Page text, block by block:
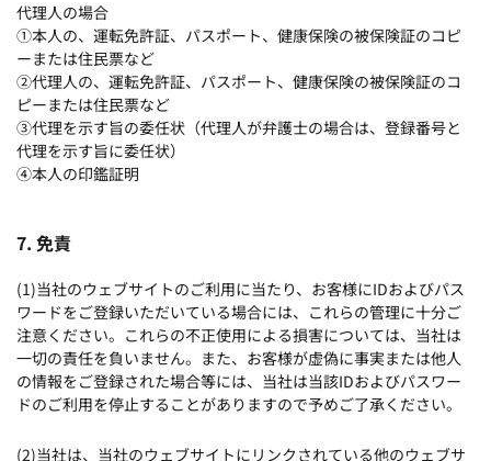
代理人の場合
①本人の、運転免許証、パスポート、健康保険の被保険証のコピ
ーまたは住民票など
②代理人の、運転免許証、パスポート、健康保険の被保険証のコ
ピーまたは住民票など
③代理を示す旨の委任状（代理人が弁護士の場合は、登録番号と
代理を示す旨に委任状）
④本人の印鑑証明
7. 免責
(1)当社のウェブサイトのご利用に当たり、お客様にIDおよびパス
ワードをご登録いただいている場合には、これらの管理に十分ご
注意ください。これらの不正使用による損害については、当社は
一切の責任を負いません。また、お客様が虚偽に事実または他人
の情報をご登録された場合等には、当社は当該IDおよびパスワー
ドのご利用を停止することがありますので予めご了承ください。
(2)当社は、当社のウェブサイトにリンクされている他のウェブサ